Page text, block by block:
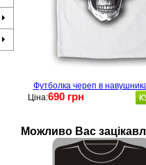
Футболка череп в
Ціна:690 грн
Можливо Ваc